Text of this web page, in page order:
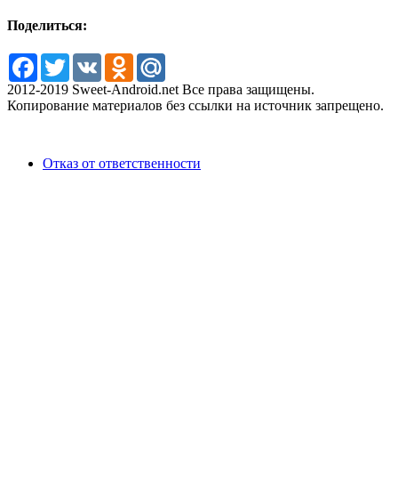
Поделиться:
Facebook
TwitterVK Odnoklassniki
2012-2019 Sweet-Android.net Все права защищены.
Копирование материалов без ссылки на источник запрещено.
Отказ от ответственности